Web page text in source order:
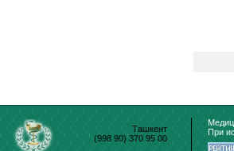
Ташкент
(998 90) 370 95 00
При